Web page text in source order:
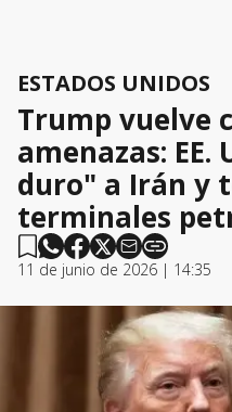
ESTADOS UNIDOS
Trump vuelve
amenazas:
duro" a Irán y
terminales
11 de junio de 2026 | 14:35